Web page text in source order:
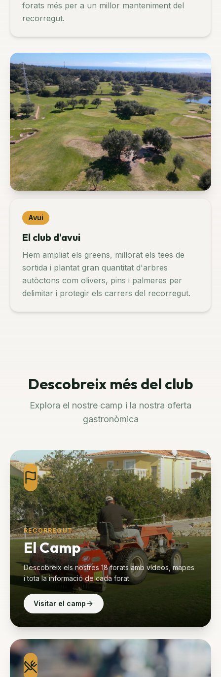
forats més per a un millor manteniment del
recorregut.
Avui
El club d'avui
Hem ampliat els greens, millorat els tees de
sortida i plantat gran quantitat d'arbres
autòctons com olivers, pins i palmeres per
delimitar i protegir els carrers del recorregut.
Descobreix més del club
Explora el nostre camp i la nostra oferta
gastronòmica
RECORREGUT
El Camp
Descobreix els nostres 18 forats amb vídeos, mapes
i tota la informació de cada forat.
Visitar el camp